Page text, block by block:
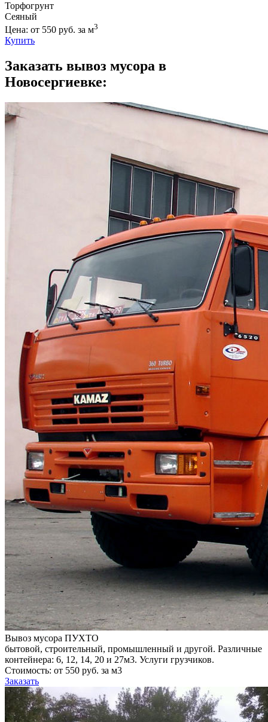
Торфогрунт
Сеяный
Цена: от 550 руб. за м3
Купить
Заказать вывоз мусора в
Новосергиевке:
Вывоз мусора ПУХТО
бытовой, строительный, промышленный и другой. Различные
контейнера: 6, 12, 14, 20 и 27м3. Услуги грузчиков.
Стоимость: от 550 руб. за м3
Заказать